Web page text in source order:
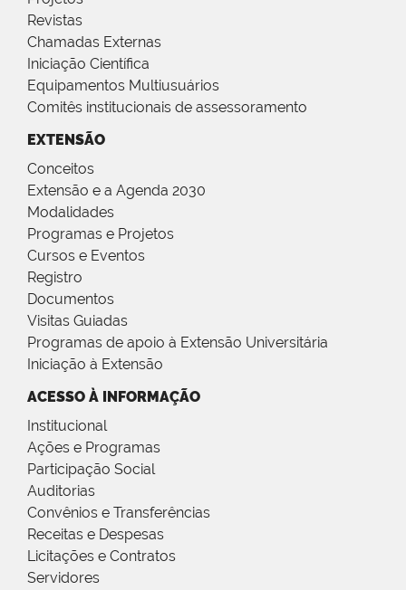
Revistas
Chamadas Externas
Iniciação Científica
Equipamentos Multiusuários
Comitês institucionais de assessoramento
EXTENSÃO
Conceitos
Extensão e a Agenda 2030
Modalidades
Programas e Projetos
Cursos e Eventos
Registro
Documentos
Visitas Guiadas
Programas de apoio à Extensão Universitária
Iniciação à Extensão
ACESSO À INFORMAÇÃO
Institucional
Ações e Programas
Participação Social
Auditorias
Convênios e Transferências
Receitas e Despesas
Licitações e Contratos
Servidores